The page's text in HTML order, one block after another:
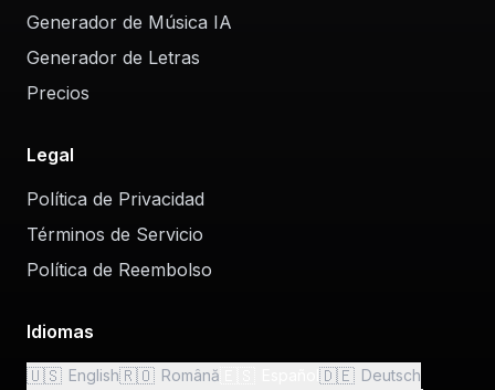
Generador de Música IA
Generador de Letras
Precios
Legal
Política de Privacidad
Términos de Servicio
Política de Reembolso
Idiomas
🇺🇸 English🇷🇴 Română 🇩🇪 Deutsch